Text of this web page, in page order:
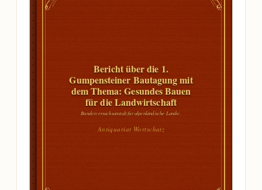
Bericht über die 1.
Gumpensteiner Bautagung mit
dem Thema: Gesundes Bauen
für die Landwirtschaft
Bundesversuchsanstalt für alpenländische Landw.
Antiquariat Wortschatz